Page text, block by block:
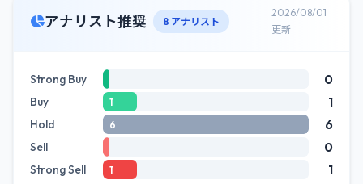
アナリスト推奨 8 アナリスト
2026/08/01
更新
Strong Buy 0
Buy 1 1
Hold 6 6
Sell 0
Strong Sell 1 1